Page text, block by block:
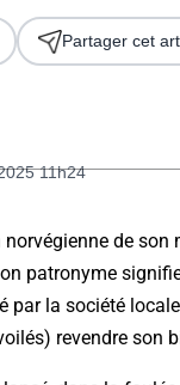
11h24
Partager cet
de
patronyme
par la société
revendre son